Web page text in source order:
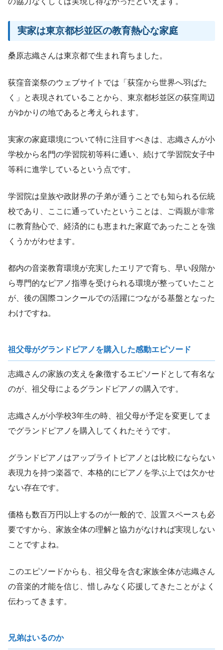
実家は東京都杉並区の教育熱心な家庭
桑原志織さんは東京都で生まれ育ちました。
荻窪音楽祭のウェブサイトでは「荻窪から世界へ羽ばた
く」と表現されていることから、東京都杉並区の荻窪周辺
がゆかりの地であると考えられます。
実家の家庭環境について特に注目すべきは、志織さんが小
学校から名門の学習院初等科に通い、続けて学習院女子中
等科に進学しているという点です。
学習院は皇族や政財界の子弟が通うことでも知られる伝統
校であり、ここに通っていたということは、ご両親が非常
に教育熱心で、経済的にも恵まれた家庭であったことを強
くうかがわせます。
都内の音楽教育環境が充実したエリアで育ち、早い段階か
ら専門的なピアノ指導を受けられる環境が整っていたこと
が、後の国際コンクールでの活躍につながる基盤となった
わけですね。
祖父母がグランドピアノを購入した感動エピソード
志織さんの家族の支えを象徴するエピソードとして有名な
のが、祖父母によるグランドピアノの購入です。
志織さんが小学校3年生の時、祖父母が予定を変更してま
でグランドピアノを購入してくれたそうです。
グランドピアノはアップライトピアノとは比較にならない
表現力を持つ楽器で、本格的にピアノを学ぶ上では欠かせ
ない存在です。
価格も数百万円以上するのが一般的で、設置スペースも必
要ですから、家族全体の理解と協力がなければ実現しない
ことですよね。
このエピソードからも、祖父母を含む家族全体が志織さん
の音楽的才能を信じ、惜しみなく応援してきたことがよく
伝わってきます。
兄弟はいるのか